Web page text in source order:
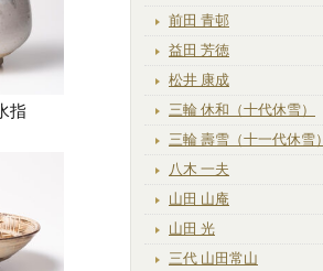
指
前田 青邨
益田 芳徳
松井 康成
三輪 休和（十代休雪）
三輪 壽雪（十一代休雪）
八木 一夫
山田 山庵
山田 光
三代 山田常山